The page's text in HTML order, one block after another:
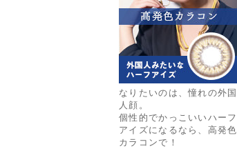
なりたいのは、憧れの外国
人顔。
個性的でかっこいいハーフ
アイズになるなら、高発色
カラコンで！